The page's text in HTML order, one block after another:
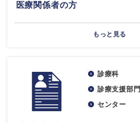
医療関係者の方
もっと見る
診療科
診療支援部門
センター